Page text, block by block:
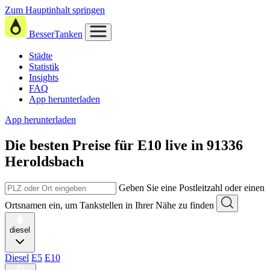
Zum Hauptinhalt springen
BesserTanken
Städte
Statistik
Insights
FAQ
App herunterladen
App herunterladen
Die besten Preise für E10 live in 91336
Heroldsbach
Geben Sie eine Postleitzahl oder einen
Ortsnamen ein, um Tankstellen in Ihrer Nähe zu finden
diesel
Diesel E5 E10